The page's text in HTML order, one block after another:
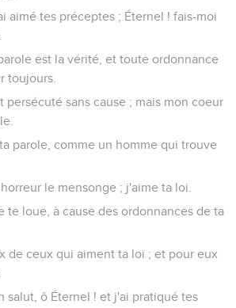
aimé tes préceptes ; Éternel ! fais-moi
est la vérité, et toute ordonnance
toujours.
persécuté sans cause ; mais mon coeur
parole, comme un homme qui trouve
le mensonge ; j'aime ta loi.
te loue, à cause des ordonnances de ta
de ceux qui aiment ta loi ; et pour eux
salut, ô Éternel ! et j'ai pratiqué tes